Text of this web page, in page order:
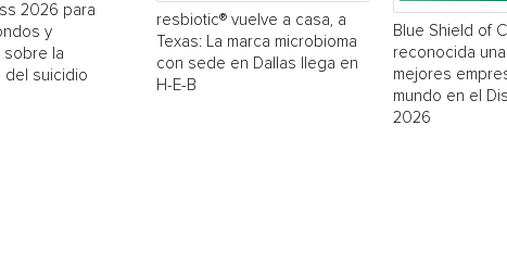
2026 para
y
sobre la
del suicidio
resbiotic® vuelve a casa, a
Texas: La marca microbioma
con sede en Dallas llega en
H-E-B
Blue Shield of
reconocida
mejores
mundo en el
2026